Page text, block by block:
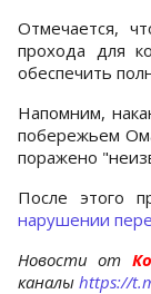
Отмечается,
прохода для
обеспечить
Напомним,
побережьем
поражено
После этого
нарушении
Новости от
каналы https://